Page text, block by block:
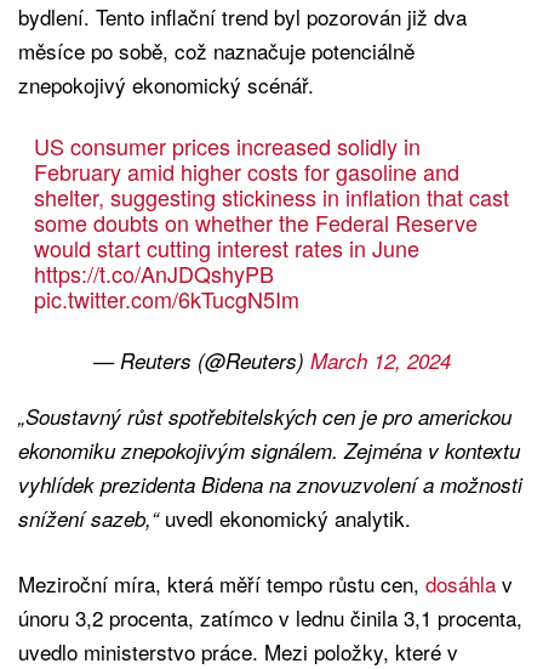
bydlení. Tento inflační trend byl pozorován již dva
měsíce po sobě, což naznačuje potenciálně
znepokojivý ekonomický scénář.
US consumer prices increased solidly in
February amid higher costs for gasoline and
shelter, suggesting stickiness in inflation that cast
some doubts on whether the Federal Reserve
would start cutting interest rates in June
https://t.co/AnJDQshyPB
pic.twitter.com/6kTucgN5Im
— Reuters (@Reuters) March 12, 2024
„Soustavný růst spotřebitelských cen je pro americkou
ekonomiku znepokojivým signálem. Zejména v kontextu
vyhlídek prezidenta Bidena na znovuzvolení a možnosti
snížení sazeb,“uvedl ekonomický analytik.
Meziroční míra, která měří tempo růstu cen, dosáhla v
únoru 3,2 procenta, zatímco v lednu činila 3,1 procenta,
uvedlo ministerstvo práce. Mezi položky, které v